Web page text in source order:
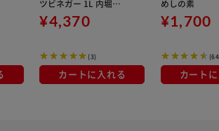
ツビネガー 1L 内堀醸
造 フルーツビネガー3
種×各1本
¥4,370
(3)
カートに入れる
めしの素
¥1,700
カート